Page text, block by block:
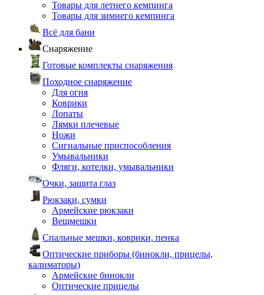
Товары для летнего кемпинга
Товары для зимнего кемпинга
Всё для бани
Снаряжение
Готовые комплекты снаряжения
Походное снаряжение
Для огня
Коврики
Лопаты
Лямки плечевые
Ножи
Сигнальные приспособления
Умывальники
Фляги, котелки, умывальники
Очки, защита глаз
Рюкзаки, сумки
Армейские рюкзаки
Вещмешки
Спальные мешки, коврики, пенка
Оптические приборы (бинокли, прицелы,
калиматоры)
Армейские бинокли
Оптические прицелы